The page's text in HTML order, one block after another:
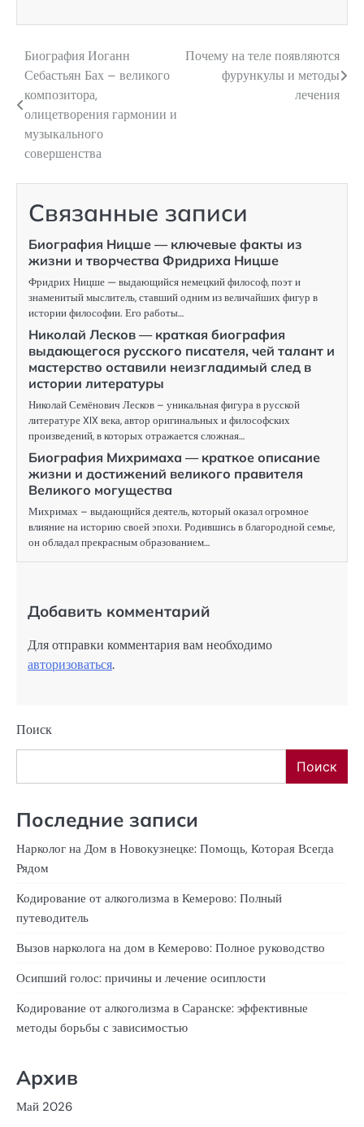
Навигация
по
записям
Биография Иоганн
Себастьян Бах – великого
композитора,
олицетворения гармонии и
музыкального
совершенства
Почему на теле появляются
фурункулы и методы
лечения
Связанные записи
Биография Ницше — ключевые факты из
жизни и творчества Фридриха Ницше
Фридрих Ницше — выдающийся немецкий философ, поэт и
знаменитый мыслитель, ставший одним из величайших фигур в
истории философии. Его работы…
Николай Лесков — краткая биография
выдающегося русского писателя, чей талант и
мастерство оставили неизгладимый след в
истории литературы
Николай Семёнович Лесков – уникальная фигура в русской
литературе XIX века, автор оригинальных и философских
произведений, в которых отражается сложная…
Биография Михримаха — краткое описание
жизни и достижений великого правителя
Великого могущества
Михримах – выдающийся деятель, который оказал огромное
влияние на историю своей эпохи. Родившись в благородной семье,
он обладал прекрасным образованием…
Добавить комментарий
Для отправки комментария вам необходимо
авторизоваться.
Поиск
Поиск
Последние записи
Нарколог на Дом в Новокузнецке: Помощь, Которая Всегда
Рядом
Кодирование от алкоголизма в Кемерово: Полный
путеводитель
Вызов нарколога на дом в Кемерово: Полное руководство
Осипший голос: причины и лечение осиплости
Кодирование от алкоголизма в Саранске: эффективные
методы борьбы с зависимостью
Архив
Май 2026